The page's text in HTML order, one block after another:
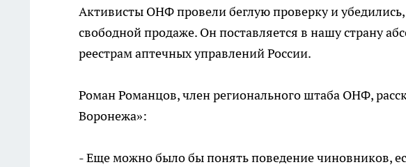
Активисты ОНФ провели беглую проверку и убедились,
свободной продаже. Он поставляется в нашу страну
реестрам аптечных управлений России.
Роман Романцов, член регионального штаба ОНФ,
Воронежа»:
- Еще можно было бы понять поведение чиновников,